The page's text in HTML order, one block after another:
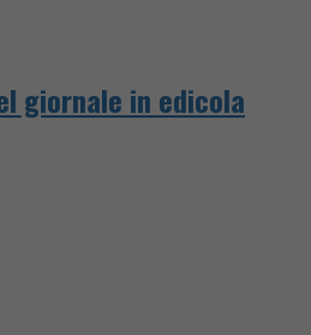
giornale in edicola